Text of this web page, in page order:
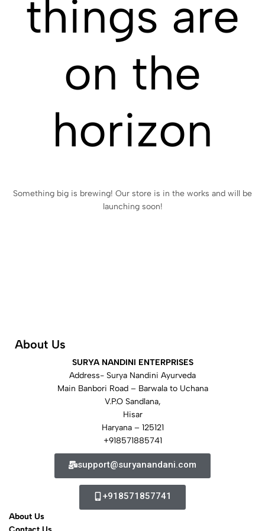
things are
on the
horizon
Something big is brewing! Our store is in the works and will be
launching soon!
About Us
SURYA NANDINI ENTERPRISES
Address- Surya Nandini Ayurveda
Main Banbori Road – Barwala to Uchana
V.P.O Sandlana,
Hisar
Haryana – 125121
+918571885741
support@suryanandani.com
+918571857741
About Us